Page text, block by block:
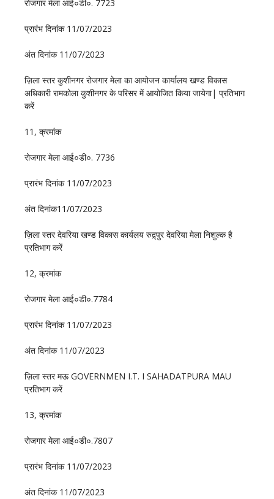
रोजगार मेला आई०डी०. 7723
प्रारंभ दिनांक 11/07/2023
अंत दिनांक 11/07/2023
ज़िला स्तर कुशीनगर रोजगार मेला का आयोजन कार्यालय खण्ड विकास
अधिकारी रामकोला कुशीनगर के परिसर में आयोजित किया जायेगा| प्रतिभाग
करें
11, क्रमांक
रोजगार मेला आई०डी०. 7736
प्रारंभ दिनांक 11/07/2023
अंत दिनांक11/07/2023
ज़िला स्तर देवरिया खण्ड विकास कार्यलय रुद्र्पुर देवरिया मेला निशुल्क है
प्रतिभाग करें
12, क्रमांक
रोजगार मेला आई०डी०.7784
प्रारंभ दिनांक 11/07/2023
अंत दिनांक 11/07/2023
ज़िला स्तर मऊ GOVERNMEN I.T. I SAHADATPURA MAU
प्रतिभाग करें
13, क्रमांक
रोजगार मेला आई०डी०.7807
प्रारंभ दिनांक 11/07/2023
अंत दिनांक 11/07/2023